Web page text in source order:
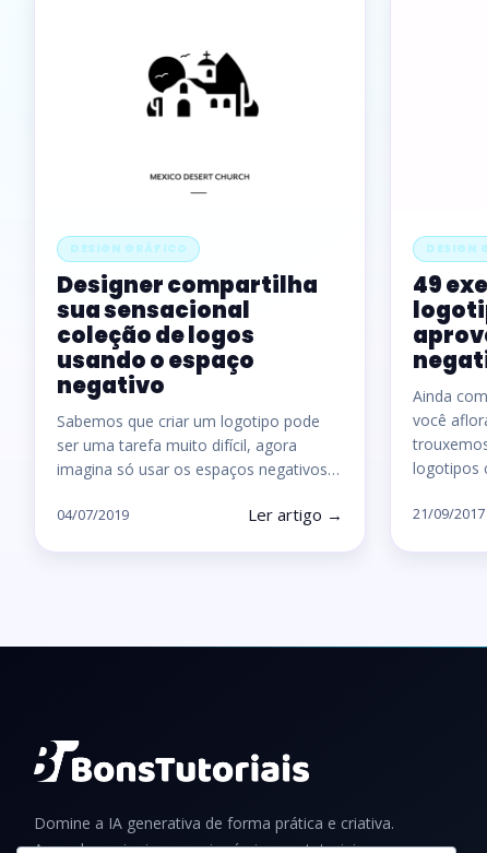
DESIGN GRÁFICO
Designer compartilha
sua sensacional
coleção de logos
usando o espaço
negativo
Sabemos que criar um logotipo pode
ser uma tarefa muito difícil, agora
imagina só usar os espaços negativos…
04/07/2019 Ler artigo →
DESIGN
49
Ainda
você
logotipos
21/09/2017
Domine a IA generativa de forma prática e criativa.